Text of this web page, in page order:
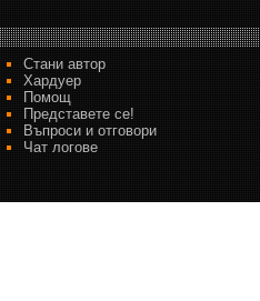
Стани автор
Хардуер
Помощ
Представете се!
Въпроси и отговори
Чат логове